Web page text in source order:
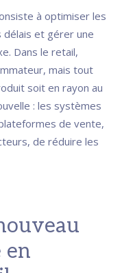
à optimiser les
délais et gérer une
Dans le retail,
mais tout
soit en rayon au
: les systèmes
de vente,
de réduire les
en